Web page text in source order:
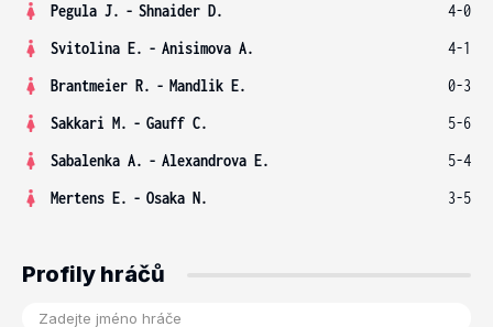
Pegula J. - Shnaider D.
4-0
Svitolina E. - Anisimova A.
4-1
Brantmeier R. - Mandlik E.
0-3
Sakkari M. - Gauff C.
5-6
Sabalenka A. - Alexandrova E.
5-4
Mertens E. - Osaka N. 3-5
Profily hráčů